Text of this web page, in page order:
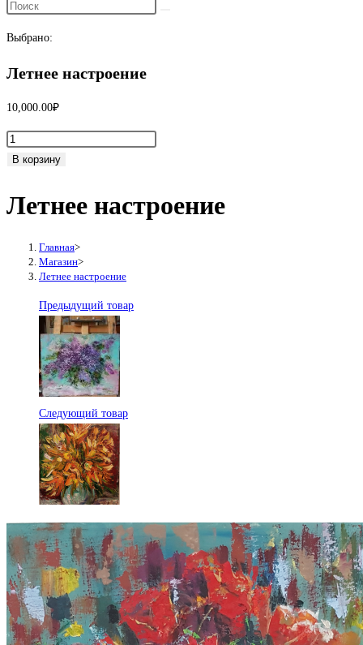
поиск
по
сайту
Выбрано:
Летнее настроение
10,000.00₽
Количество
товара
настроение
В корзину
Летнее настроение
Главная>
Магазин>
Летнее настроение
Предыдущий товар
Следующий товар